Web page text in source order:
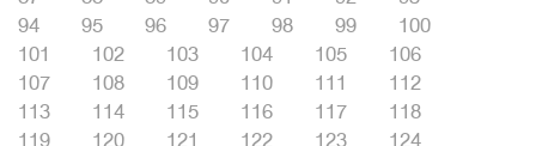
94
95 96 97 98 99
100
101
102 103 104 105
106
107
108 109 110 111
112
113
114 115 116 117
118